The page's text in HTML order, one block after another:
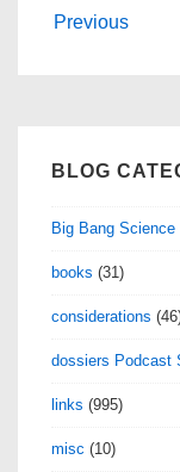
Posts
Previous
BLOG
Big Bang
books (31)
considerations
dossiers Podcast
links (995)
misc (10)